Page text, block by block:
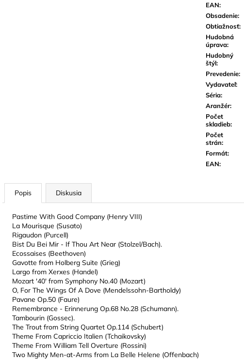
EAN:
Obsadenie:
Obtiažnosť:
Hudobná
úprava:
Hudobný
štýl:
Prevedenie:
Vydavateľ:
Séria:
Aranžér:
Počet
skladieb:
Počet
strán:
Formát:
EAN:
Popis Diskusia
Pastime With Good Company (Henry VIII)
La Mourisque (Susato)
Rigaudon (Purcell)
Bist Du Bei Mir - If Thou Art Near (Stolzel/Bach).
Ecossaises (Beethoven)
Gavotte from Holberg Suite (Grieg)
Largo from Xerxes (Handel)
Mozart '40' from Symphony No.40 (Mozart)
O, For The Wings Of A Dove (Mendelssohn-Bartholdy)
Pavane Op.50 (Faure)
Remembrance - Erinnerung Op.68 No.28 (Schumann).
Tambourin (Gossec).
The Trout from String Quartet Op.114 (Schubert)
Theme From Capriccio Italien (Tchaikovsky)
Theme From William Tell Overture (Rossini)
Two Mighty Men-at-Arms from La Belle Helene (Offenbach)